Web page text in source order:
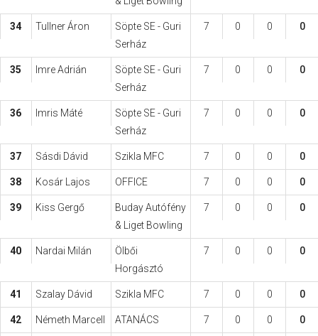
34 Tullner Áron
Söpte SE - Guri
Serház
7 0 0 0
35 Imre Adrián
Söpte SE - Guri
Serház
7 0 0 0
36 Imris Máté
Söpte SE - Guri
Serház
7 0 0 0
37 Sásdi Dávid Szikla MFC 7 0 0 0
38 Kosár Lajos OFFICE 7 0 0 0
39 Kiss Gergő
Buday Autófény
& Liget Bowling
7 0 0 0
40 Nardai Milán
Ölbői
Horgásztó
7 0 0 0
41 Szalay Dávid Szikla MFC 7 0 0 0
42 Németh Marcell ATANÁCS 7 0 0 0